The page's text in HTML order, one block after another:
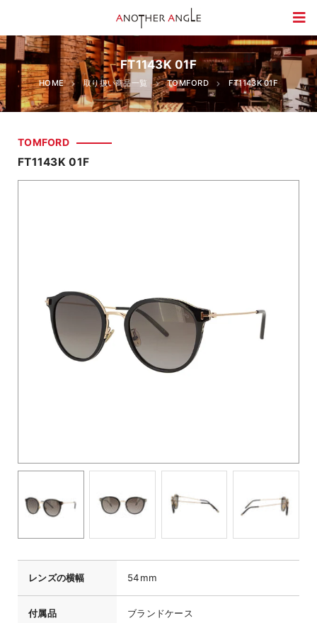
FT1143K 01F
HOME 取り扱い商品一覧 TOMFORD FT1143K 01F
TOMFORD
FT1143K 01F
レンズの横幅 54mm
付属品 ブランドケース